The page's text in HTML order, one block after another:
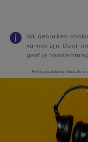
Wij gebruiken
kunnen zijn. Door
geef je
successfully!
Foto’s zijn alleen ter illustratie